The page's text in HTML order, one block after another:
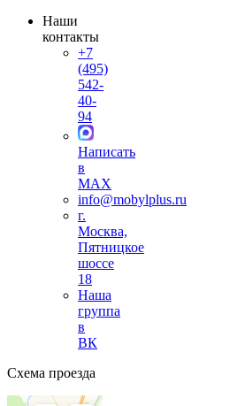
Наши
контакты
+7
(495)
542-
40-
94
Написать
в
MAX
info@mobylplus.ru
г.
Москва,
Пятницкое
шоссе
18
Наша
группа
в
ВК
Схема проезда